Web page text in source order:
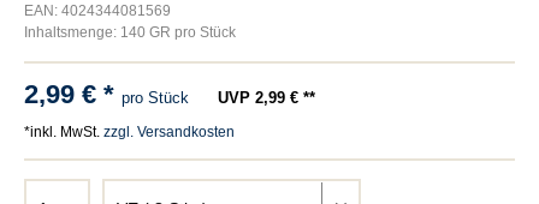
EAN: 4024344081569
Inhaltsmenge: 140 GR pro Stück
2,99 € * pro Stück UVP 2,99 € **
*inkl. MwSt. zzgl. Versandkosten